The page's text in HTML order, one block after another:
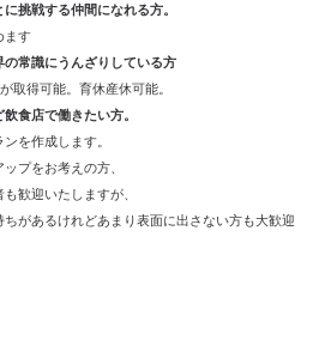
挑戦する仲間になれる方。
ます
常識にうんざりしている方
取得可能。育休産休可能。
食店で働きたい方。
を作成します。
プをお考えの方、
歓迎いたしますが、
があるけれどあまり表面に出さない方も大歓迎